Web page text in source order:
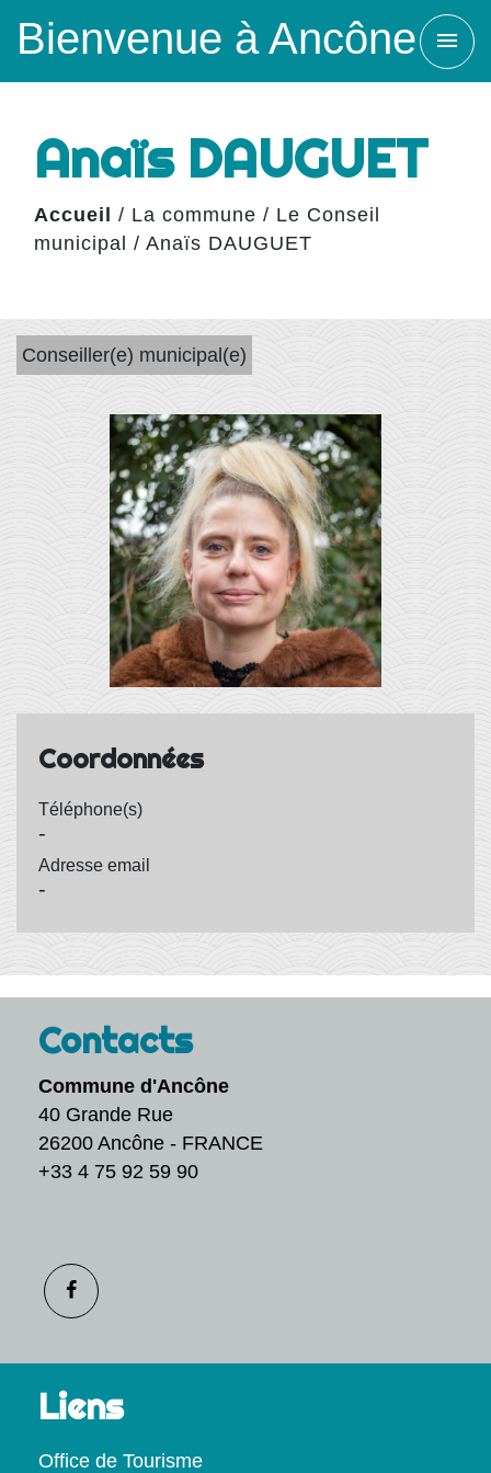
Bienvenue à Ancône menu
Anaïs DAUGUET
Accueil / La commune / Le Conseil
municipal / Anaïs DAUGUET
Conseiller(e) municipal(e)
Coordonnées
Téléphone(s)
-
Adresse email
-
Contacts
Commune d'Ancône
40 Grande Rue
26200 Ancône - FRANCE
+33 4 75 92 59 90
Liens
Office de Tourisme